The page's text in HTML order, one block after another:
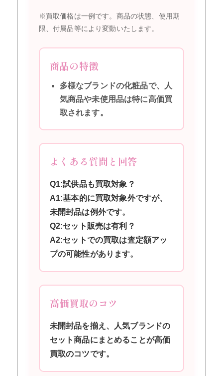
※買取価格は一例です。商品の状態、使用期
限、付属品等により変動いたします。
商品の特徴
多様なブランドの化粧品で、人
気商品や未使用品は特に高価買
取されます。
よくある質問と回答
Q1:試供品も買取対象？
A1:基本的に買取対象外ですが、
未開封品は例外です。
Q2:セット販売は有利？
A2:セットでの買取は査定額アッ
プの可能性があります。
高価買取のコツ
未開封品を揃え、人気ブランドの
セット商品にまとめることが高価
買取のコツです。